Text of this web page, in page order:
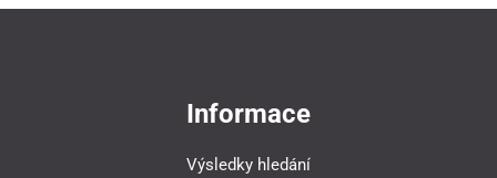
Informace
Výsledky hledání